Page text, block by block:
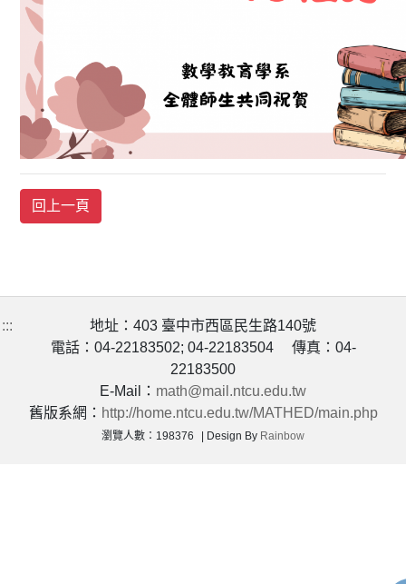
:::
地址：403 臺中市西區民生路140號
電話：04-22183502; 04-22183504 傳真：04-
22183500
E-Mail： math@mail.ntcu.edu.tw
舊版系網： http://home.ntcu.edu.tw/MATHED/main.php
瀏覽人數：198376 Design By Rainbow